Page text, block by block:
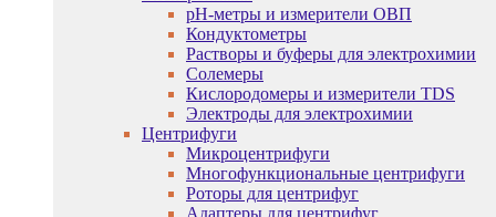
pH-метры и измерители ОВП
Кондуктометры
Растворы и буферы для электрохимии
Солемеры
Кислородомеры и измерители TDS
Электроды для электрохимии
Центрифуги
Микроцентрифуги
Многофункциональные центрифуги
Роторы для центрифуг
Адаптеры для центрифуг